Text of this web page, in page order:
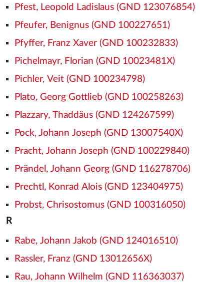
Pfest, Leopold Ladislaus (GND 123076854)
Pfeufer, Benignus (GND 100227651)
Pfyffer, Franz Xaver (GND 100232833)
Pichelmayr, Florian (GND 10023481X)
Pichler, Veit (GND 100234798)
Plato, Georg Gottlieb (GND 100258263)
Plazzary, Thaddäus (GND 124267599)
Pock, Johann Joseph (GND 13007540X)
Pracht, Johann Joseph (GND 100229840)
Prändel, Johann Georg (GND 116278706)
Prechtl, Konrad Alois (GND 123404975)
Probst, Chrisostomus (GND 100316050)
R
Rabe, Johann Jakob (GND 124016510)
Rassler, Franz (GND 13012656X)
Rau, Johann Wilhelm (GND 116363037)